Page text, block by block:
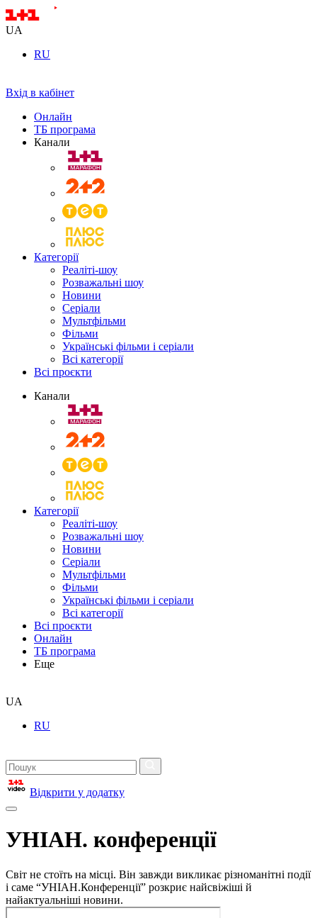
UA
RU
Вхід в кабінет
Онлайн
ТБ програма
Канали
Категорії
Реаліті-шоу
Розважальні шоу
Новини
Серіали
Мультфільми
Фільми
Українські фільми і серіали
Всі категорії
Всі проєкти
Канали
Категорії
Реаліті-шоу
Розважальні шоу
Новини
Серіали
Мультфільми
Фільми
Українські фільми і серіали
Всі категорії
Всі проєкти
Онлайн
ТБ програма
Еще
UA
RU
Відкрити у додатку
УНІАН. конференції
Світ не стоїть на місці. Він завжди викликає різноманітні події
і саме “УНІАН.Конференції” розкриє найсвіжіші й
найактуальніші новини.